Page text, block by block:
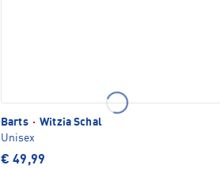
Barts · Witzia Schal
Unisex
€ 49,99